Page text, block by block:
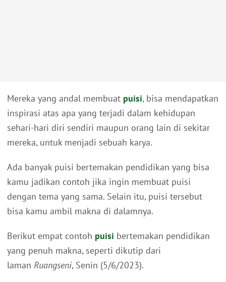
Mereka yang andal membuat puisi, bisa mendapatkan
inspirasi atas apa yang terjadi dalam kehidupan
sehari-hari diri sendiri maupun orang lain di sekitar
mereka, untuk menjadi sebuah karya.
Ada banyak puisi bertemakan pendidikan yang bisa
kamu jadikan contoh jika ingin membuat puisi
dengan tema yang sama. Selain itu, puisi tersebut
bisa kamu ambil makna di dalamnya.
Berikut empat contoh puisi bertemakan pendidikan
yang penuh makna, seperti dikutip dari
laman Ruangseni, Senin (5/6/2023).